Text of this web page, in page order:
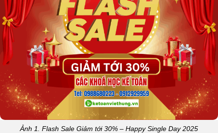
Ảnh 1. Flash Sale Giảm tới 30% – Happy Single Day 2025